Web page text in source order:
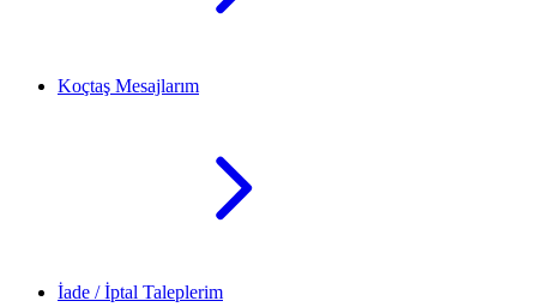
Koçtaş Mesajlarım
İade / İptal Taleplerim